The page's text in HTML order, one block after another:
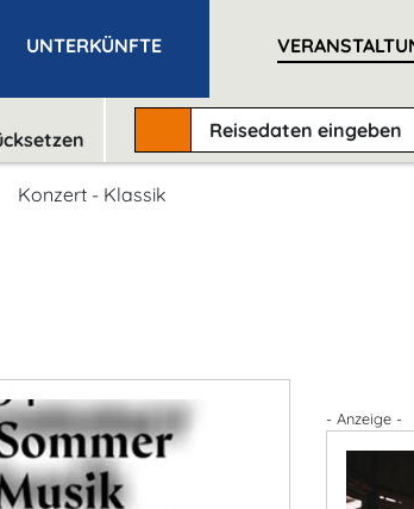
UNTERKÜNFTE
Reisedateneingeben
Konzert - Klassik
- Anzeige -